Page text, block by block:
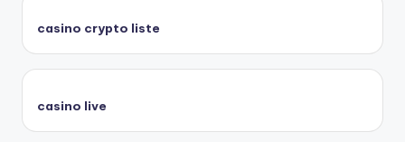
casino crypto liste
casino live